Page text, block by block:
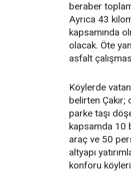
beraber
Ayrıca 43
kapsamında
olacak. Öte
asfalt
Köylerde
belirten
parke taşı
kapsamda 10
araç ve 50
altyapı
konforu